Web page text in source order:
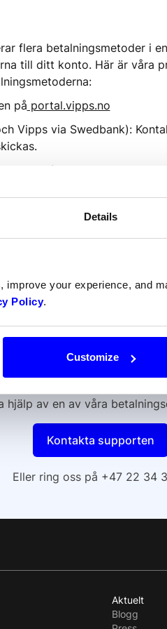
Details
your experience, and
Policy.
Customize
flera betalningsmetoder i
till ditt konto. Här är våra
på portal.vipps.no
Vipps via Swedbank):
det bankkontonummer
Det går inte att betala
du att
hjälp av en av våra
Kontakta supporten
Eller ring oss på +47 22 34
Aktuelt
Blogg